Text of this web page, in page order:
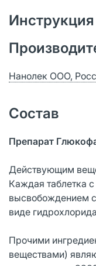
Нанолек ООО,
Состав
Препарат
Действующим
Каждая таблетка
высвобождением
виде
Прочими
веществами)